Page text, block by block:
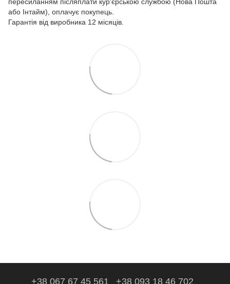
або Інтайм), оплачує покупець.
Гарантія від виробника 12 місяців.
+38 067 67 45 561 +38 093 18 46 702